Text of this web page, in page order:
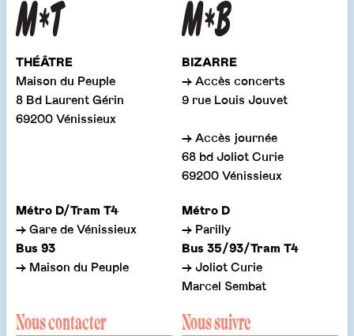
THÉÂTRE
Maison du Peuple
8 Bd Laurent Gérin
69200 Vénissieux
Métro D/Tram T4
→ Gare de Vénissieux
Bus 93
→ Maison du Peuple
BIZARRE
→ Accès concerts
9 rue Louis Jouvet
→ Accès journée
68 bd Joliot Curie
69200 Vénissieux
Métro D
→ Parilly
Bus 35/93/Tram T4
→ Joliot Curie
Marcel Sembat
Nous contacter Nous suivre